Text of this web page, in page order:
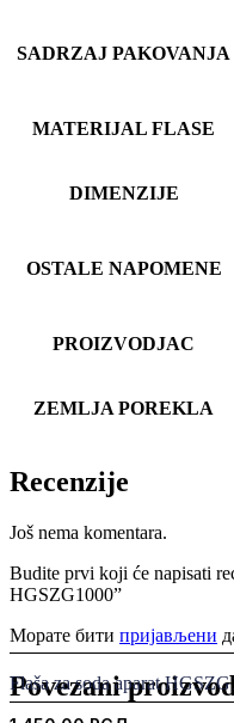
SADRZAJ PAKOVANJA
MATERIJAL FLASE
DIMENZIJE
OSTALE NAPOMENE
PROIZVODJAC
ZEMLJA POREKLA
Recenzije
Još nema komentara.
Budite prvi koji će napisati
HGSZG1000”
Морате бити пријављени
Povezani
Flaša za soda aparat